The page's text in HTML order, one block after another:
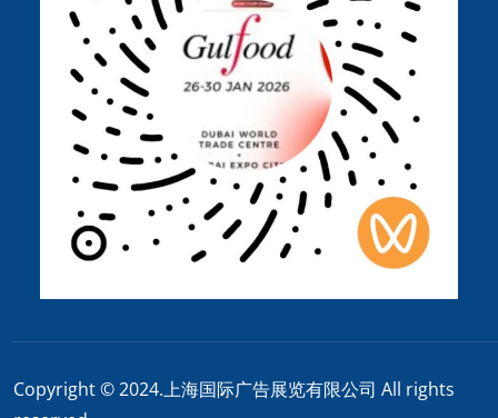
Copyright © 2024.上海国际广告展览有限公司 All rights